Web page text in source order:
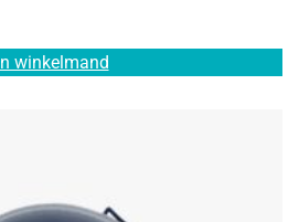
In winkelmand